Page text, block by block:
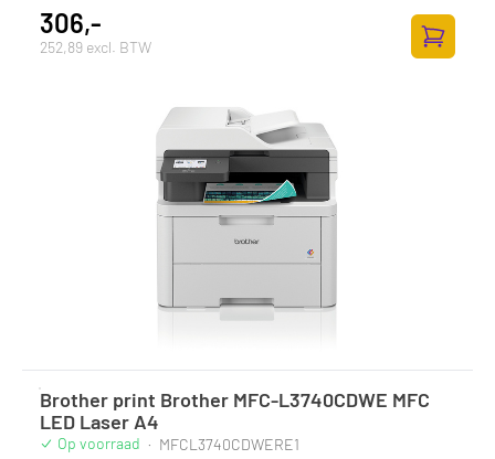
306,-
252,89 excl. BTW
Brother print Brother MFC-L3740CDWE MFC
LED Laser A4
Op voorraad · MFCL3740CDWERE1